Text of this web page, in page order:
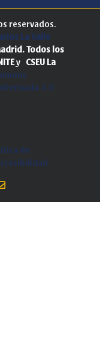
reservados.
La Salle
Todos los
y CSEU La
4.0
de